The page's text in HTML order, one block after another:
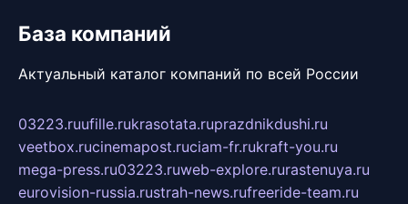
База компаний
Актуальный каталог компаний по всей России
03223.ruufille.rukrasotata.ruprazdnikdushi.ru
veetbox.rucinemapost.ruciam-fr.rukraft-you.ru
mega-press.ru03223.ruweb-explore.rurastenuya.ru
eurovision-russia.rustrah-news.rufreeride-team.ru